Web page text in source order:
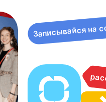
Записывайся на